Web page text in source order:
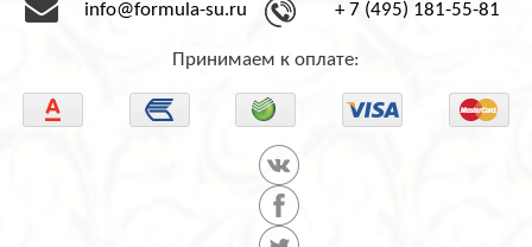
info@formula-su.ru + 7 (495) 181-55-81
Принимаем к оплате: